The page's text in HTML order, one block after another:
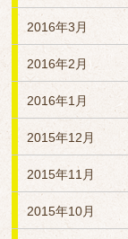
2016年3月
2016年2月
2016年1月
2015年12月
2015年11月
2015年10月